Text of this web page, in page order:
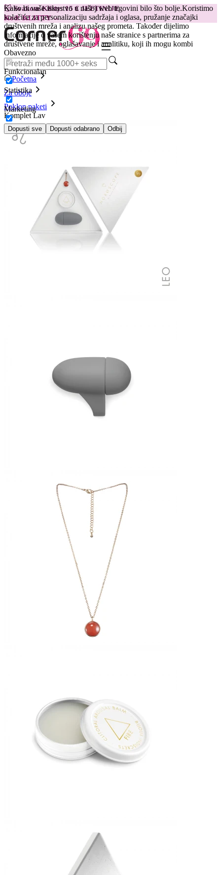
Kako bi vaše iskustvo u našoj web trgovini bilo što bolje.Koristimo
kolačiće za personalizaciju sadržaja i oglasa, pružanje značajki
društvenih mreža i analizu našeg prometa. Također dijelimo
informacije o vašem korištenju naše stranice s partnerima za
društvene mreže, oglašavanje i analitiku, koji ih mogu kombi
Obavezno
Funkcionalan
Statistika
Marketing
Dopusti sve Dopusti odabrano Odbij
😽Svakom Klitty: 15 € JEFTINIJE
Kod: KLITTY →
Početna
Za oboje
Poklon paketi
Komplet Lav